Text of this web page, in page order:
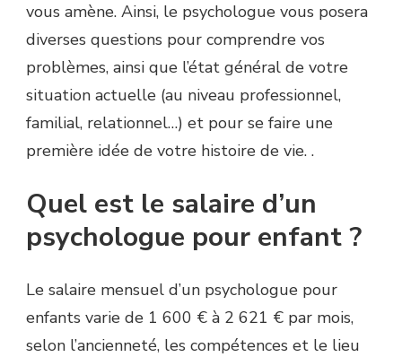
vous amène. Ainsi, le psychologue vous posera
diverses questions pour comprendre vos
problèmes, ainsi que l’état général de votre
situation actuelle (au niveau professionnel,
familial, relationnel…) et pour se faire une
première idée de votre histoire de vie. .
Quel est le salaire d’un
psychologue pour enfant ?
Le salaire mensuel d’un psychologue pour
enfants varie de 1 600 € à 2 621 € par mois,
selon l’ancienneté, les compétences et le lieu